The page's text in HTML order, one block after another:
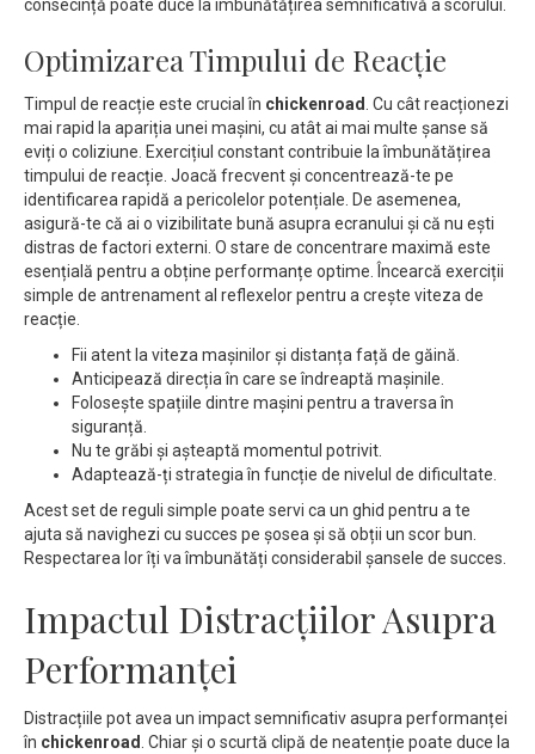
consecință poate duce la îmbunătățirea semnificativă a scorului.
Optimizarea Timpului de Reacție
Timpul de reacție este crucial în chickenroad . Cu cât reacționezi
mai rapid la apariția unei mașini, cu atât ai mai multe șanse să
eviți o coliziune. Exercițiul constant contribuie la îmbunătățirea
timpului de reacție. Joacă frecvent și concentrează-te pe
identificarea rapidă a pericolelor potențiale. De asemenea,
asigură-te că ai o vizibilitate bună asupra ecranului și că nu ești
distras de factori externi. O stare de concentrare maximă este
esențială pentru a obține performanțe optime. Încearcă exerciții
simple de antrenament al reflexelor pentru a crește viteza de
reacție.
Fii atent la viteza mașinilor și distanța față de găină.
Anticipează direcția în care se îndreaptă mașinile.
Folosește spațiile dintre mașini pentru a traversa în
siguranță.
Nu te grăbi și așteaptă momentul potrivit.
Adaptează-ți strategia în funcție de nivelul de dificultate.
Acest set de reguli simple poate servi ca un ghid pentru a te
ajuta să navighezi cu succes pe șosea și să obții un scor bun.
Respectarea lor îți va îmbunătăți considerabil șansele de succes.
Impactul Distracțiilor Asupra
Performanței
Distracțiile pot avea un impact semnificativ asupra performanței
în chickenroad . Chiar și o scurtă clipă de neatenție poate duce la